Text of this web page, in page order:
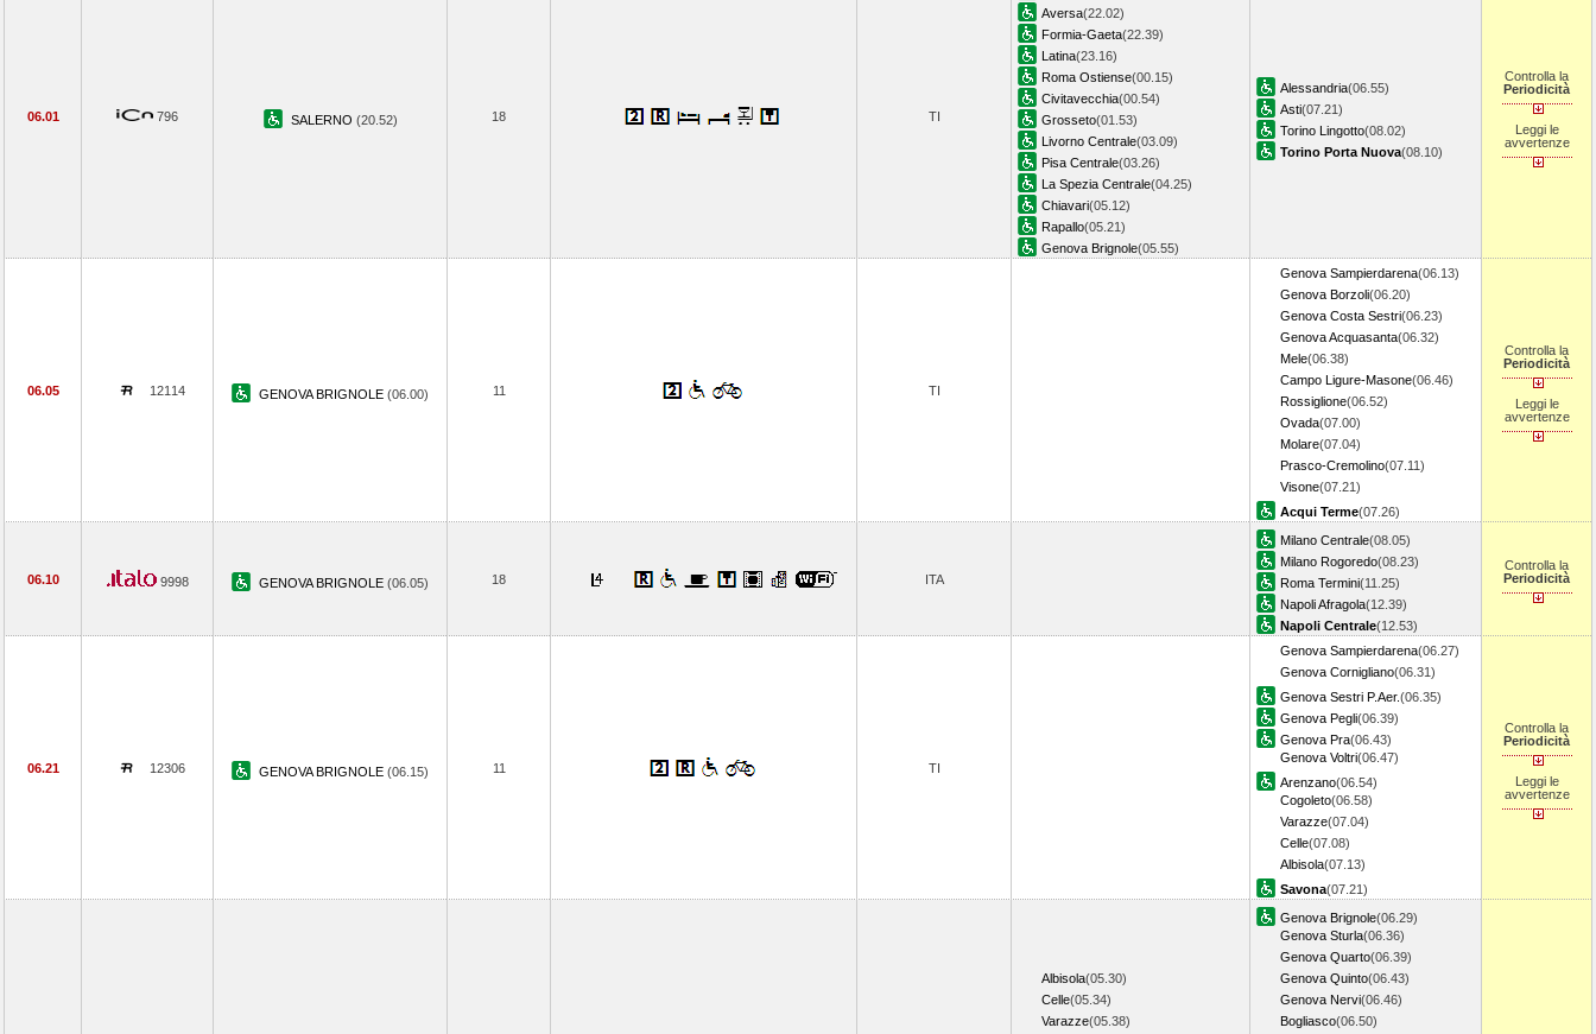
06.01 796 SALERNO (20.52) 18 TI
Aversa(22.02)
Formia-Gaeta(22.39)
Latina(23.16)
Roma Ostiense(00.15)
Civitavecchia(00.54)
Grosseto(01.53)
Livorno Centrale(03.09)
Pisa Centrale(03.26)
La Spezia Centrale(04.25)
Chiavari(05.12)
Rapallo(05.21)
Genova Brignole(05.55)
Alessandria(06.55)
Asti(07.21)
Torino Lingotto(08.02)
Torino Porta Nuova(08.10)
Controlla la
Periodicità
Leggi le
avvertenze
06.05 12114 GENOVA BRIGNOLE (06.00) 11 TI
Genova Sampierdarena(06.13)
Genova Borzoli(06.20)
Genova Costa Sestri(06.23)
Genova Acquasanta(06.32)
Mele(06.38)
Campo Ligure-Masone(06.46)
Rossiglione(06.52)
Ovada(07.00)
Molare(07.04)
Prasco-Cremolino(07.11)
Visone(07.21)
Acqui Terme(07.26)
Controlla la
Periodicità
Leggi le
avvertenze
06.10 9998 GENOVA BRIGNOLE (06.05) 18 ITA
Milano Centrale(08.05)
Milano Rogoredo(08.23)
Roma Termini(11.25)
Napoli Afragola(12.39)
Napoli Centrale(12.53)
Controlla la
Periodicità
06.21 12306 GENOVA BRIGNOLE (06.15) 11 TI
Genova Sampierdarena(06.27)
Genova Cornigliano(06.31)
Genova Sestri P.Aer.(06.35)
Genova Pegli(06.39)
Genova Pra(06.43)
Genova Voltri(06.47)
Arenzano(06.54)
Cogoleto(06.58)
Varazze(07.04)
Celle(07.08)
Albisola(07.13)
Savona(07.21)
Controlla la
Periodicità
Leggi le
avvertenze
Albisola(05.30)
Celle(05.34)
Varazze(05.38)
Genova Brignole(06.29)
Genova Sturla(06.36)
Genova Quarto(06.39)
Genova Quinto(06.43)
Genova Nervi(06.46)
Bogliasco(06.50)